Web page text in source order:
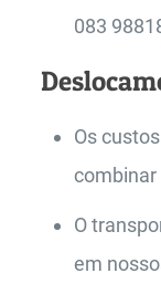
083
Os
combinar
O
em